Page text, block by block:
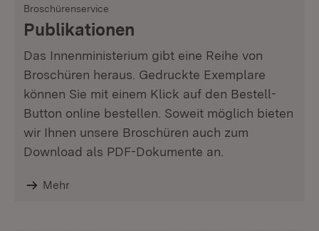
Broschürenservice
Publikationen
Das Innenministerium gibt eine Reihe von
Broschüren heraus. Gedruckte Exemplare
können Sie mit einem Klick auf den Bestell-
Button online bestellen. Soweit möglich bieten
wir Ihnen unsere Broschüren auch zum
Download als PDF-Dokumente an.
Mehr